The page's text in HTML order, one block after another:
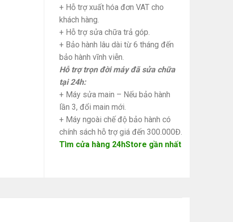
+ Hỗ trợ xuất hóa đơn VAT cho
khách hàng.
+ Hỗ trợ sửa chữa trả góp.
+ Bảo hành lâu dài từ 6 tháng đến
bảo hành vĩnh viễn.
Hỗ trợ trọn đời máy đã sửa chữa
tại 24h:
+ Máy sửa main – Nếu bảo hành
lần 3, đổi main mới.
+ Máy ngoài chế độ bảo hành có
chính sách hỗ trợ giá đến 300.000Đ.
Tìm cửa hàng 24hStore gần nhất